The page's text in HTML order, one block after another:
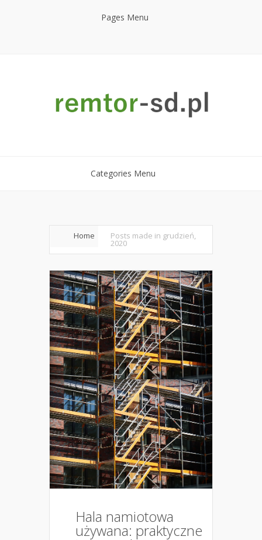
Pages Menu
Categories Menu
Home Posts made in grudzień,
2020
Hala namiotowa
używana: praktyczne